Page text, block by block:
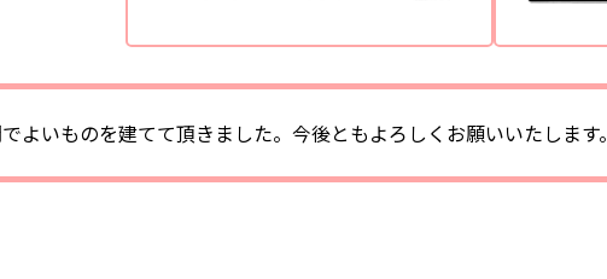
よいものを建てて頂きました。今後ともよろしくお願いいたします。